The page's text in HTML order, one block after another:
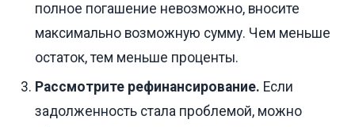
полное погашение невозможно, вносите
максимально возможную сумму. Чем меньше
остаток, тем меньше проценты.
Рассмотрите рефинансирование. Если
задолженность стала проблемой, можно